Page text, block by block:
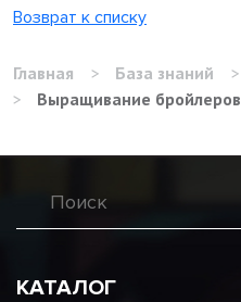
Возврат к списку
Главная > База знаний >
>
Выращивание бройлеров
КАТАЛОГ